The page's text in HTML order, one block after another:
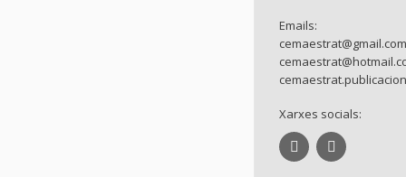
Emails:
cemaestrat@gmail.com
Xarxes socials: